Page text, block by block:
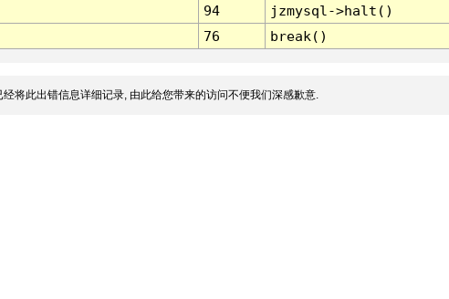
94
jzmysql->halt()
76 break()
将此出错信息详细记录, 由此给您带来的访问不便我们深感歉意.